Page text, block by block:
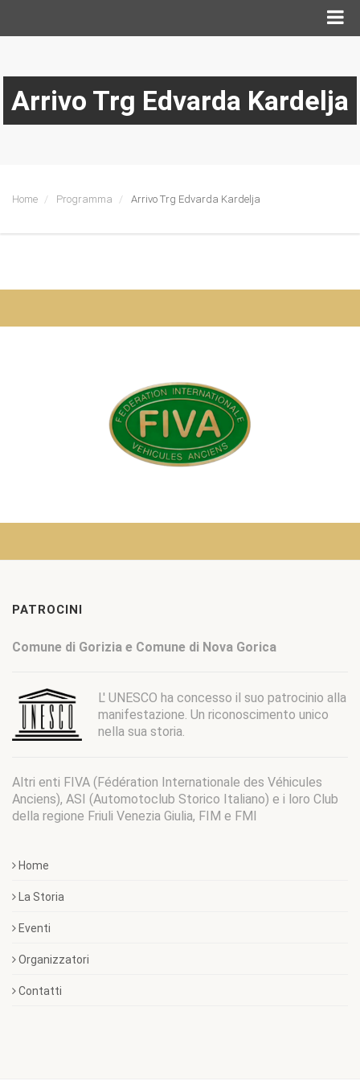
Arrivo Trg Edvarda Kardelja
Home Programma Arrivo Trg Edvarda Kardelja
PATROCINI
Comune di Gorizia e Comune di Nova Gorica
L' UNESCO ha concesso il suo patrocinio alla
manifestazione. Un riconoscimento unico
nella sua storia.
Altri enti FIVA (Fédération Internationale des Véhicules
Anciens), ASI (Automotoclub Storico Italiano) e i loro Club
della regione Friuli Venezia Giulia, FIM e FMI
Home
La Storia
Eventi
Organizzatori
Contatti